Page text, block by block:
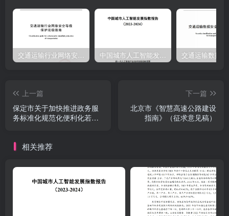
上一篇
保定市关于加快推进政务服
务标准化规范化便利化若干
下一篇
北京市《智慧高速公路建设
指南》（征求意见稿）
相关推荐